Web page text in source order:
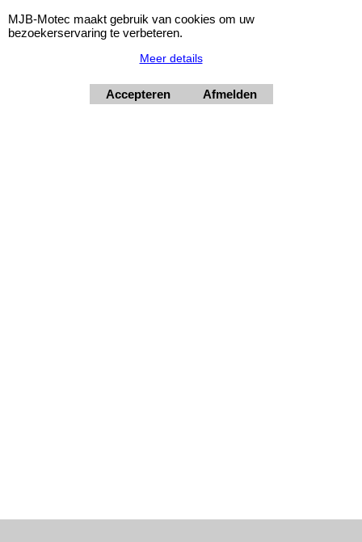
incl BTW 75.85
excl BTW €62.69
MJB-Motec maakt gebruik van cookies om uw
bezoekerservaring te verbeteren.
Meer details
Accepteren Afmelden